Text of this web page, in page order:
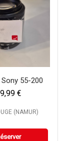
55-200
€
(NAMUR)